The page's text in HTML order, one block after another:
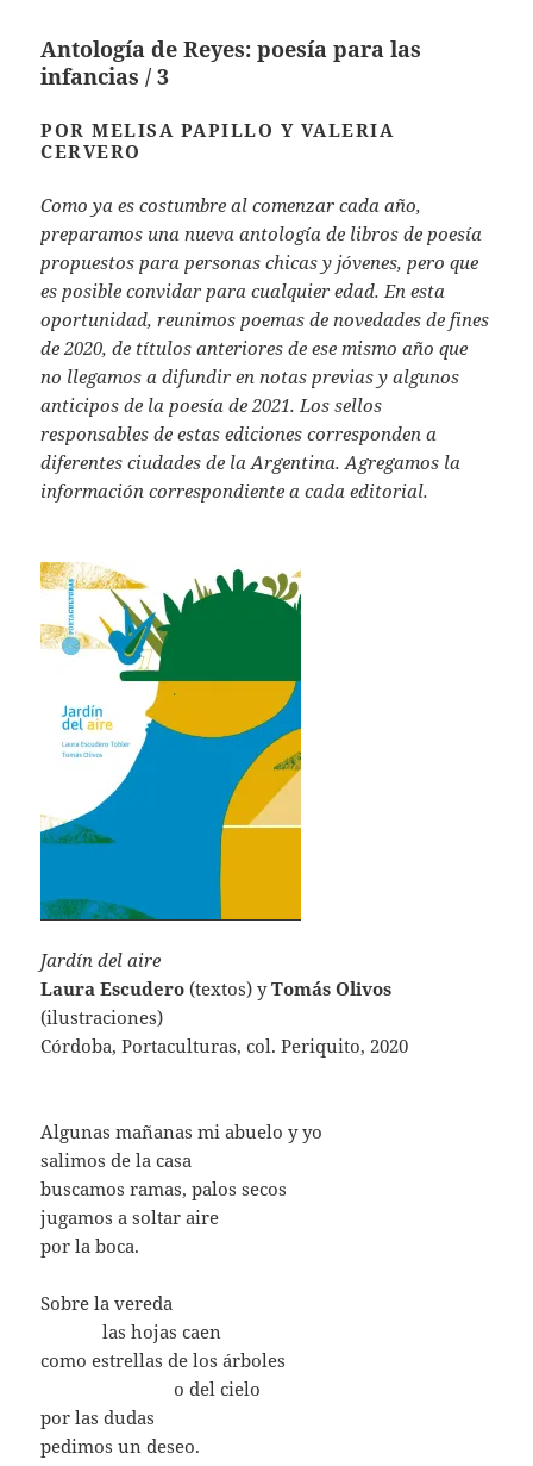
Antología de Reyes: poesía para las
infancias / 3
POR MELISA PAPILLO Y VALERIA
CERVERO
Como ya es costumbre al comenzar cada año,
preparamos una nueva antología de libros de poesía
propuestos para personas chicas y jóvenes, pero que
es posible convidar para cualquier edad. En esta
oportunidad, reunimos poemas de novedades de fines
de 2020, de títulos anteriores de ese mismo año que
no llegamos a difundir en notas previas y algunos
anticipos de la poesía de 2021. Los sellos
responsables de estas ediciones corresponden a
diferentes ciudades de la Argentina. Agregamos la
información correspondiente a cada editorial.
Jardín del aire
Laura Escudero (textos) yTomás Olivos
(ilustraciones)
Córdoba, Portaculturas, col. Periquito, 2020
Algunas mañanas mi abuelo y yo
salimos de la casa
buscamos ramas, palos secos
jugamos a soltar aire
por la boca.
Sobre la vereda
…………las hojas caen
como estrellas de los árboles
……………………..o del cielo
por las dudas
pedimos un deseo.